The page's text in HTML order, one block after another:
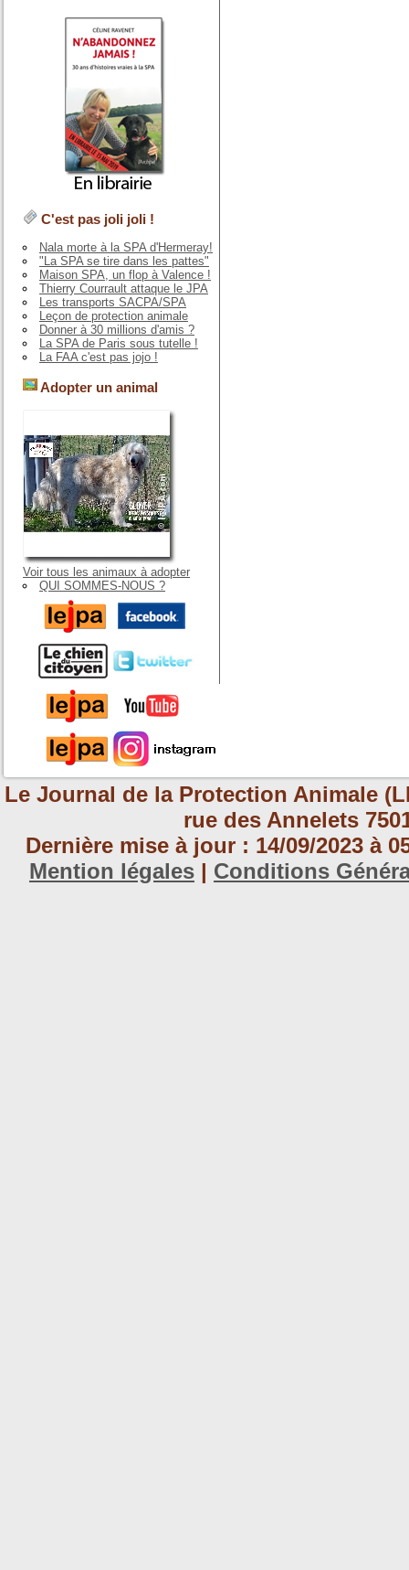
C'est pas joli joli !
Nala morte à la SPA d'Hermeray!
"La SPA se tire dans les pattes"
Maison SPA, un flop à Valence !
Thierry Courrault attaque le JPA
Les transports SACPA/SPA
Leçon de protection animale
Donner à 30 millions d'amis ?
La SPA de Paris sous tutelle !
La FAA c'est pas jojo !
Adopter un animal
Voir tous les animaux à adopter
QUI SOMMES-NOUS ?
Le Journal de la Protection Animale
rue des Annelets
Dernière mise à jour : 14/09/2023 à
Mention légales | Conditions